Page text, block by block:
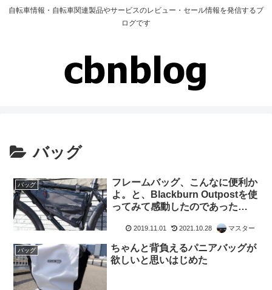
自転車情報・自転車関連製品やサービスのレビュー・セール情報を発信するブ
ログです
バッグ
バッグ
フレームバッグ、こんなに便利か
よ。と、Blackburn Outpostを使
ってみて感動したのであった…
2019.11.01 2021.10.28 マスター
バッグ
ちゃんと背負えるパニアバッグが
欲しいと思いはじめた